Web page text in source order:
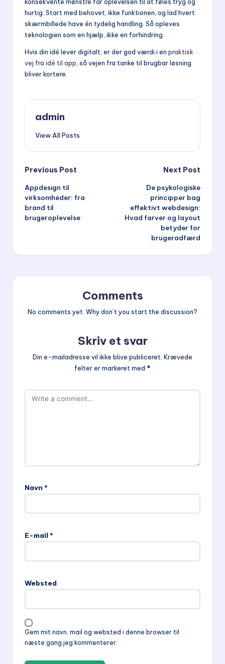
konsekvente mønstre får oplevelsen til at føles tryg og
hurtig. Start med behovet, ikke funktionen, og lad hvert
skærmbillede have én tydelig handling. Så opleves
teknologien som en hjælp, ikke en forhindring.
Hvis din idé lever digitalt, er der god værdi i en praktisk
vej fra idé til app, så vejen fra tanke til brugbar løsning
bliver kortere.
admin
View All Posts
Post
navigation
Previous Post
Appdesign til
virksomheder: fra
brand til
brugeroplevelse
Next Post
De psykologiske
principper bag
effektivt webdesign:
Hvad farver og layout
betyder for
brugeradfærd
Comments
No comments yet. Why don’t you start the discussion?
Skriv et svar
Din e-mailadresse vil ikke blive publiceret. Krævede
felter er markeret med *
Navn *
E-mail *
Websted
Gem mit navn, mail og websted i denne browser til
næste gang jeg kommenterer.